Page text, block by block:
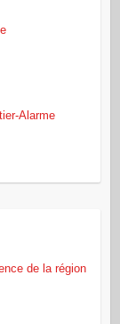
Alarme
de la région